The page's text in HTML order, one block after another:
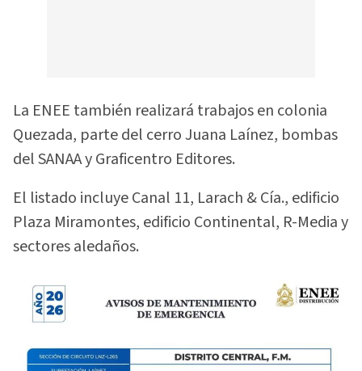
La ENEE también realizará trabajos en colonia
Quezada, parte del cerro Juana Laínez, bombas
del SANAA y Graficentro Editores.
El listado incluye Canal 11, Larach & Cía., edificio
Plaza Miramontes, edificio Continental, R-Media y
sectores aledaños.